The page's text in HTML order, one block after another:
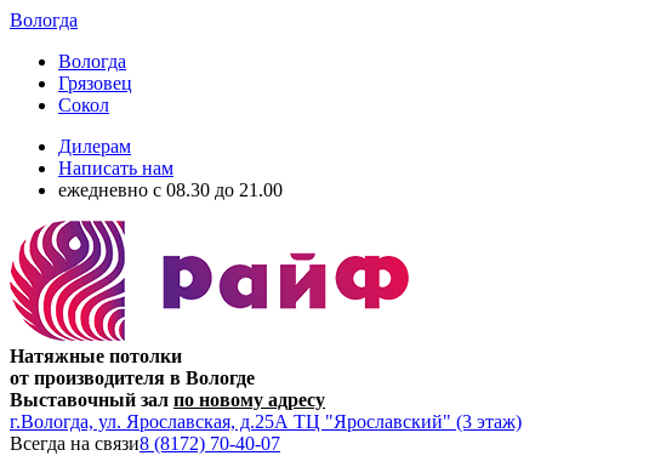
Вологда
Вологда
Грязовец
Сокол
Дилерам
Написать нам
ежедневно c 08.30 до 21.00
Натяжные потолки
от производителя в Вологде
Выставочный зал по новому адресу
г.Вологда, ул. Ярославская, д.25А ТЦ "Ярославский" (3 этаж)
Всегда на связи8 (8172) 70-40-07